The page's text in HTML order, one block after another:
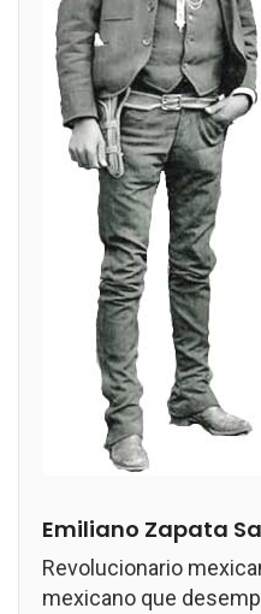
Emiliano Zapata
Revolucionario
mexicano que